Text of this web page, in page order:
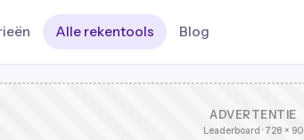
Alle rekentools Blog
ADVERTENTIE
Leaderboard · 728 × 90